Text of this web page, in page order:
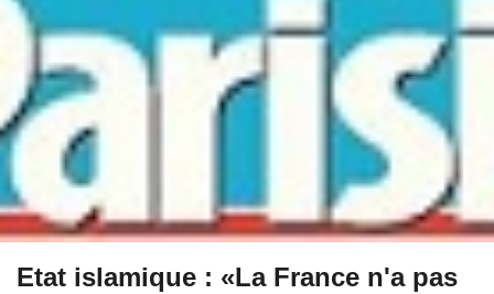
Etat islamique : «La France n'a pas